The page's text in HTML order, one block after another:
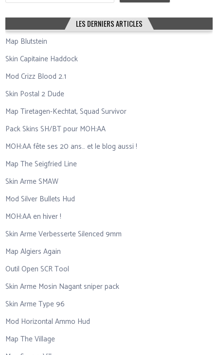
LES DERNIERS ARTICLES
Map Blutstein
Skin Capitaine Haddock
Mod Crizz Blood 2.1
Skin Postal 2 Dude
Map Tiretagen-Kechtat, Squad Survivor
Pack Skins SH/BT pour MOH:AA
MOH:AA fête ses 20 ans… et le blog aussi !
Map The Seigfried Line
Skin Arme SMAW
Mod Silver Bullets Hud
MOH:AA en hiver !
Skin Arme Verbesserte Silenced 9mm
Map Algiers Again
Outil Open SCR Tool
Skin Arme Mosin Nagant sniper pack
Skin Arme Type 96
Mod Horizontal Ammo Hud
Map The Village